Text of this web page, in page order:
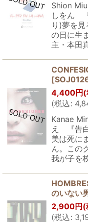
Shion
しをん
り)夢を
の日に生
主・本田
[
4,400円 (
(税込:
Kanae
え 『告
美は死に
ん。この
我が子を
のいない
2,900円 (
(税込: